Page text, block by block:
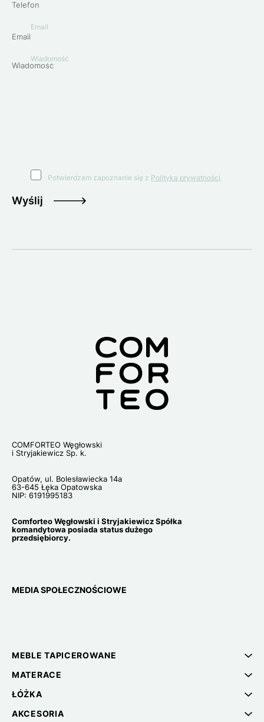
Email
Wiadomość
Potwierdzam zapoznanie się z Polityką prywatności.
Wyślij
COMFORTEO Węgłowski
i Stryjakiewicz Sp. k.
Opatów, ul. Bolesławiecka 14a
63-645 Łęka Opatowska
NIP: 6191995183
Comforteo Węgłowski i Stryjakiewicz Spółka
komandytowa posiada status dużego
przedsiębiorcy.
MEDIA SPOŁECZNOŚCIOWE
MEBLE TAPICEROWANE
MATERACE
ŁÓŻKA
AKCESORIA